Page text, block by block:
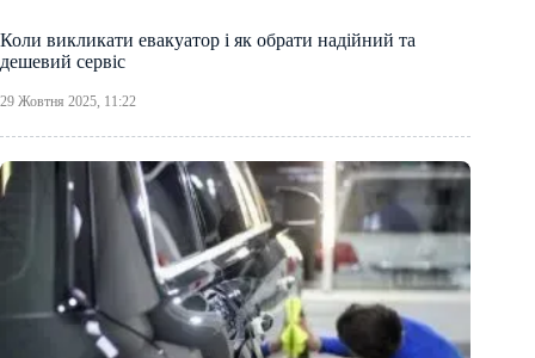
Коли викликати евакуатор і як обрати надійний та
дешевий сервіс
29 Жовтня 2025, 11:22